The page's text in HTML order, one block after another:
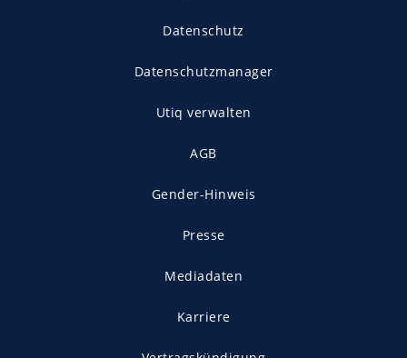
Datenschutz
Datenschutzmanager
Utiq verwalten
AGB
Gender-Hinweis
Presse
Mediadaten
Karriere